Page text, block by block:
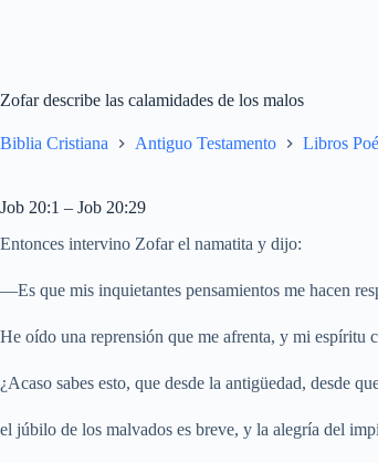
Zofar describe las calamidades de los malos
Biblia Cristiana Antiguo Testamento Libros
Job 20:1 – Job 20:29
Entonces intervino Zofar el namatita y dijo:
—Es que mis inquietantes pensamientos me hacen
He oído una reprensión que me afrenta, y mi espíritu
¿Acaso sabes esto, que desde la antigüedad, desde
el júbilo de los malvados es breve, y la alegría del